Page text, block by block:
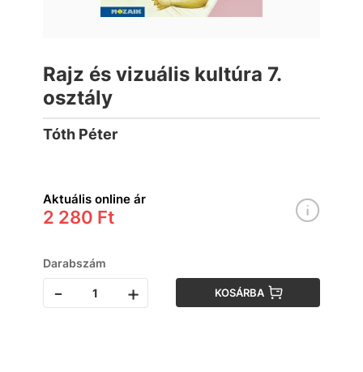
Rajz és vizuális kultúra 7.
osztály
Tóth Péter
Aktuális online ár
2 280 Ft
Darabszám
- + KOSÁRBA